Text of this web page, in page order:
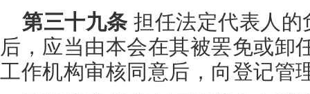
第三十九条担任法定代表人的
后，应当由本会在其被罢免或卸
工作机构审核同意后，向登记管